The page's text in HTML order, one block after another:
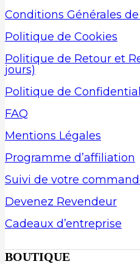
Conditions Générales
Politique de Cookies
Politique de Retour et
jours)
Politique de
FAQ
Mentions Légales
Programme d’affiliation
Suivi de votre
Devenez Revendeur
Cadeaux d’entreprise
BOUTIQUE